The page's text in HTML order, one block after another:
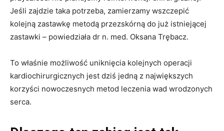
Jeśli zajdzie taka potrzeba, zamierzamy wszczepić
kolejną zastawkę metodą przezskórną do już istniejącej
zastawki – powiedziała dr n. med. Oksana Trębacz.
To właśnie możliwość uniknięcia kolejnych operacji
kardiochirurgicznych jest dziś jedną z największych
korzyści nowoczesnych metod leczenia wad wrodzonych
serca.